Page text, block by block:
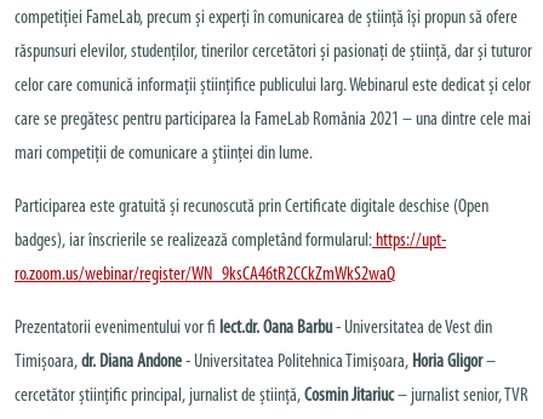
competiției FameLab, precum și experți în comunicarea de știință își propun să ofere
răspunsuri elevilor, studenților, tinerilor cercetători și pasionați de știință, dar și tuturor
celor care comunică informații științifice publicului larg. Webinarul este dedicat și celor
care se pregătesc pentru participarea la FameLab România 2021 – una dintre cele mai
mari competiții de comunicare a ştiinţei din lume.
Participarea este gratuită și recunoscută prin Certificate digitale deschise (Open
badges), iar înscrierile se realizează completând formularul: https://upt-
ro.zoom.us/webinar/register/WN_9ksCA46tR2CCkZmWkS2waQ
Prezentatorii evenimentului vor fi lect.dr. Oana Barbu- Universitatea de Vest din
Timișoara,dr. Diana Andone- Universitatea Politehnica Timișoara, Horia Gligor–
cercetător științific principal, jurnalist de știință,Cosmin Jitariuc– jurnalist senior, TVR